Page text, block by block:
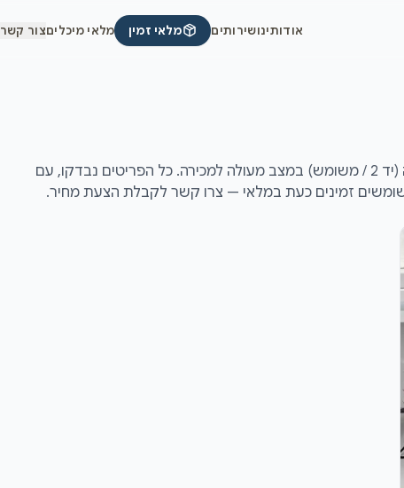
אודותינושירותים מלאי זמין מלאי מיכליםצור קשר
יחד טאוב מציעה מבחר אמבט חימום יד שנייה (יד 2 / משומש) במצב מעולה למכירה. כל הפריטים נבדקו, עם